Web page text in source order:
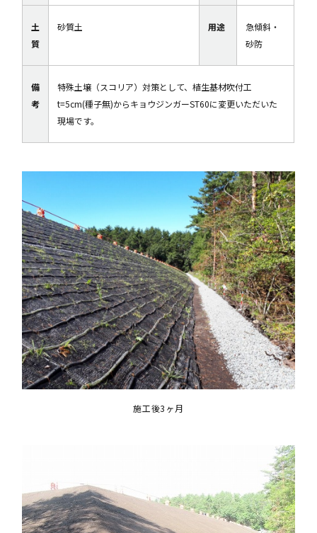
土
質
砂質土 用途
急傾斜・
砂防
備
考
特殊土壌（スコリア）対策として、植生基材吹付工
t=5cm(種子無)からキョウジンガーST60に変更いただいた
現場です。
施工後3ヶ月